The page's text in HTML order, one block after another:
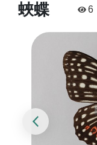
蛺蝶
6